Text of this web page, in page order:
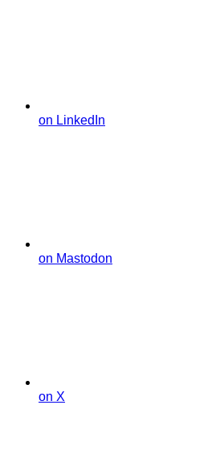
on LinkedIn
on Mastodon
on X